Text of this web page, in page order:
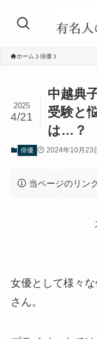
ホーム 俳優
中越典
受験と
は…？
2025
4/21
俳優 2024年10月23
当ページのリン
女優として様々
さん。